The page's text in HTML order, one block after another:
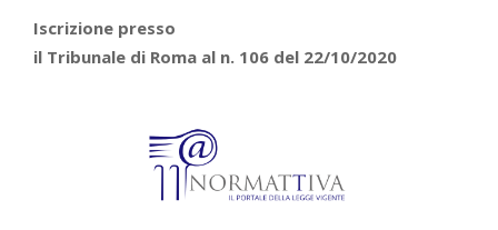
Iscrizione presso
il Tribunale di Roma al n. 106 del 22/10/2020